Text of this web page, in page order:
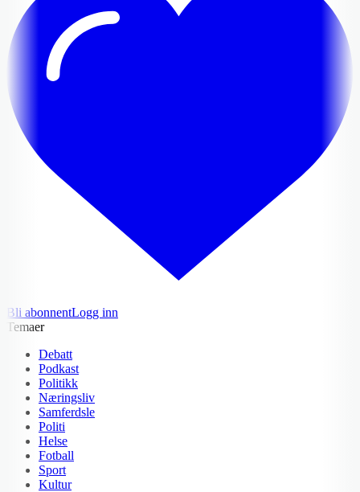
Bli abonnentLogg inn
Temaer
Debatt
Podkast
Politikk
Næringsliv
Samferdsle
Politi
Helse
Fotball
Sport
Kultur